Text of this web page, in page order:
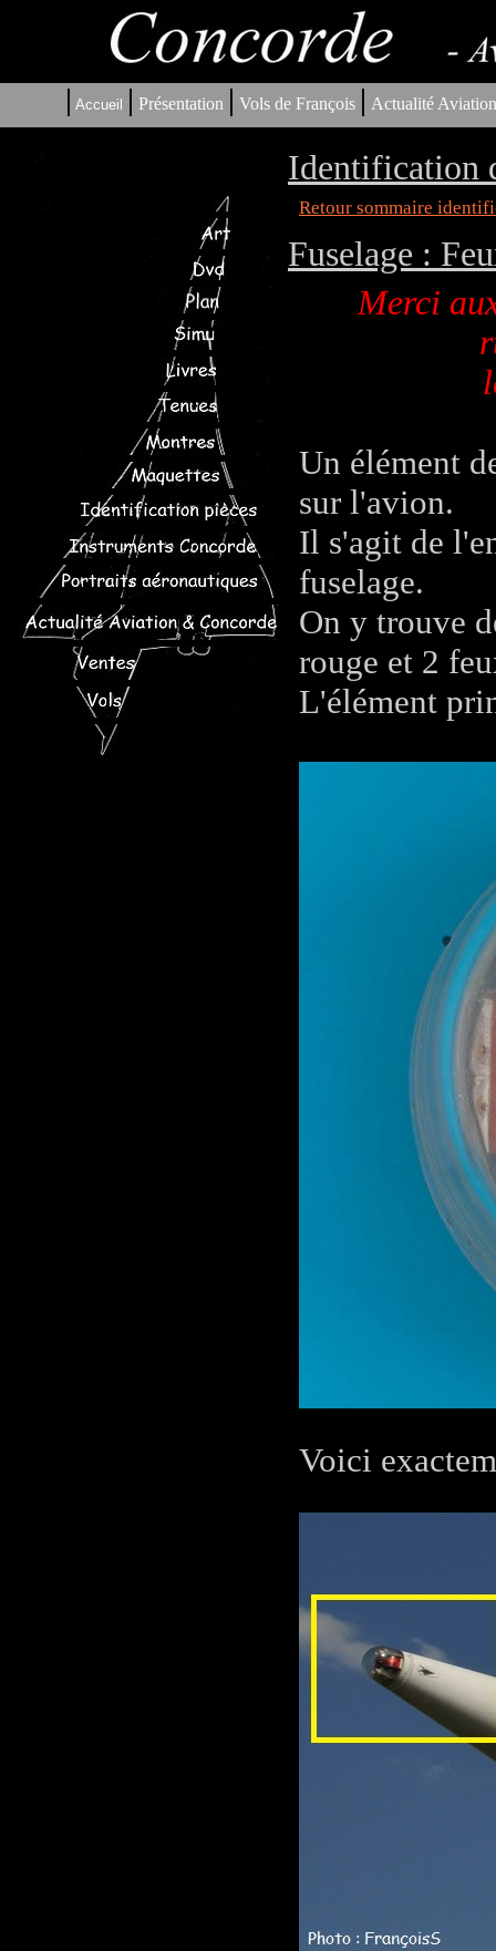
| Accueil | Présentation | Vols de François | Actualité
Identification
Retour sommaire
Fuselage :
Merci
Un élément
sur l'avion.
Il s'agit de
fuselage.
On y trouve
rouge et 2
L'élément
Voici